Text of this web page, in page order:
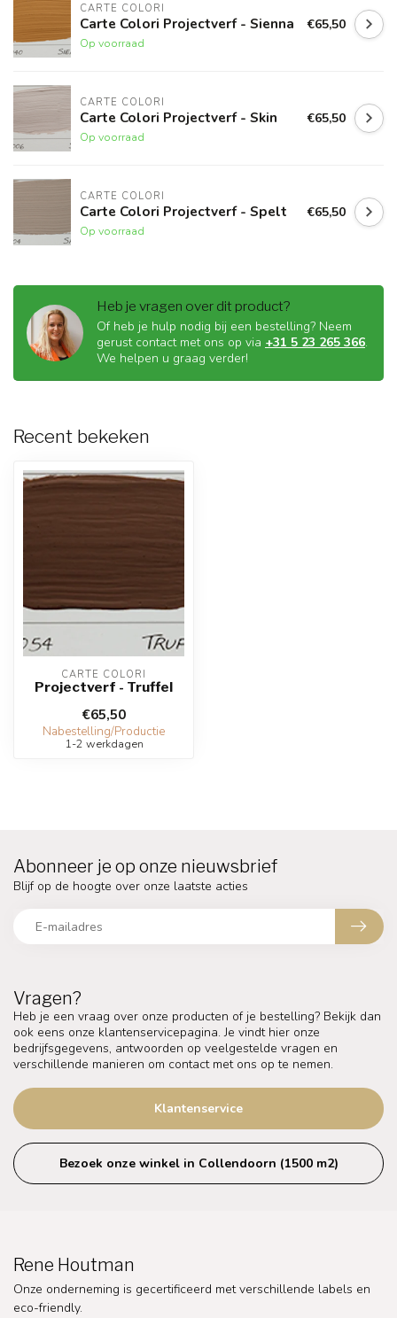
CARTE COLORI
Carte Colori Projectverf - Sienna
Op voorraad
€65,50
CARTE COLORI
Carte Colori Projectverf - Skin
Op voorraad
€65,50
CARTE COLORI
Carte Colori Projectverf - Spelt
Op voorraad
€65,50
Heb je vragen over dit product?
Of heb je hulp nodig bij een bestelling? Neem
gerust contact met ons op via +31 5 23 265 366.
We helpen u graag verder!
Recent bekeken
CARTE COLORI
Projectverf - Truffel
€65,50
Nabestelling/Productie
1-2 werkdagen
Vragen?
Heb je een vraag over onze producten of je bestelling? Bekijk dan
ook eens onze klantenservicepagina. Je vindt hier onze
bedrijfsgegevens, antwoorden op veelgestelde vragen en
verschillende manieren om contact met ons op te nemen.
Klantenservice
Bezoek onze winkel in Collendoorn (1500 m2)
Abonneer je op onze nieuwsbrief
Blijf op de hoogte over onze laatste acties
Rene Houtman
Onze onderneming is gecertificeerd met verschillende labels en
eco-friendly.